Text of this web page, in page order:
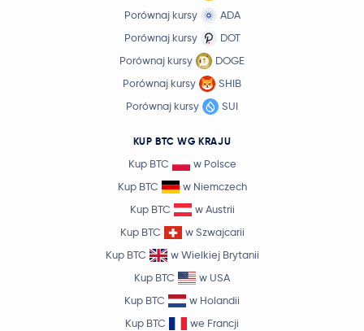
Porównaj kursy
ADA
Porównaj kursy
DOT
Porównaj kursy
DOGE
Porównaj kursy
SHIB
Porównaj kursy
SUI
KUP BTC WG KRAJU
Kup BTC
w Polsce
Kup BTC
w Niemczech
Kup BTC
w Austrii
Kup BTC
w Szwajcarii
Kup BTC
w Wielkiej Brytanii
Kup BTC
w USA
Kup BTC
w Holandii
Kup BTC
we Francji